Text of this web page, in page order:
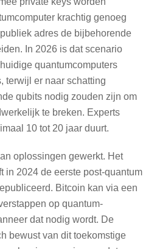
krachtig genoeg
adres de bijbehorende
In 2026 is dat scenario
quantumcomputers
terwijl er naar schatting
qubits nodig zouden zijn om
te breken. Experts
10 tot 20 jaar duurt.
oplossingen gewerkt. Het
in 2024 de eerste post-quantum
Bitcoin kan via een
op quantum-
dat nodig wordt. De
bewust van dit toekomstige